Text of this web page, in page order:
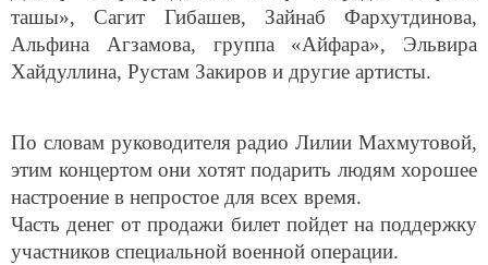
Альфина Агзамова, группа «Айфара», Эльвира
Хайдуллина, Рустам Закиров и другие артисты.
этим концертом они хотят подарить людям хорошее
настроение в непростое для всех время.
Часть денег от продажи билет пойдет на поддержку
участников специальной военной операции.